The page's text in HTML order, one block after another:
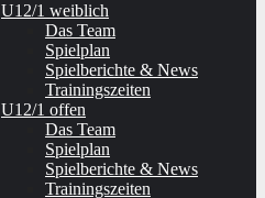
U12/1 weiblich
Das Team
Spielplan
Spielberichte & News
Trainingszeiten
U12/1 offen
Das Team
Spielplan
Spielberichte & News
Trainingszeiten